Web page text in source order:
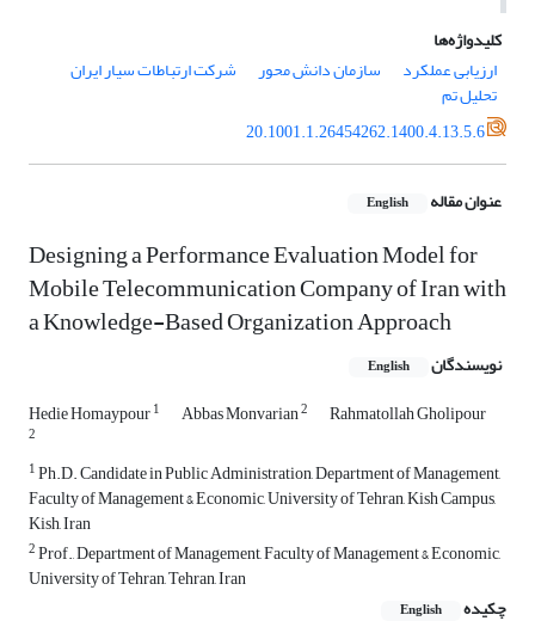
کلیدواژه‌ها
ارزیابی عملکرد
سازمان دانش محور شرکت ارتباطات سیار ایران
تحلیل تم
20.1001.1.26454262.1400.4.13.5.6
عنوان مقاله English
Designing a Performance Evaluation Model for
Mobile Telecommunication Company of Iran with
a Knowledge-Based Organization Approach
نویسندگان English
Hedie Homaypour1 Abbas Monvarian2 Rahmatollah Gholipour
2
1Ph.D. Candidate in Public Administration, Department of Management,
Faculty of Management & Economic, University of Tehran, Kish Campus,
Kish, Iran
2Prof., Department of Management, Faculty of Management & Economic,
University of Tehran, Tehran, Iran
چکیده
English